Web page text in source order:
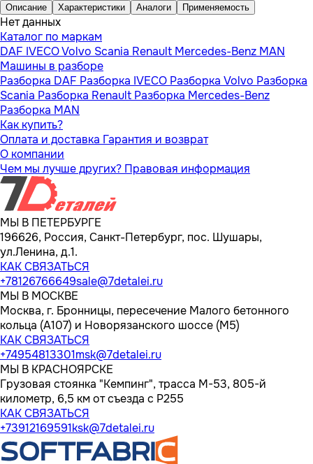
Описание Характеристики Аналоги Применяемость
Нет данных
Каталог по маркам
DAF IVECOVolvo Scania Renault Mercedes-Benz MAN
Машины в разборе
Разборка DAF Разборка IVECO Разборка Volvo Разборка
Scania Разборка Renault Разборка Mercedes-Benz
Разборка MAN
Как купить?
Оплата и доставка Гарантия и возврат
О компании
Чем мы лучше других? Правовая информация
МЫ В ПЕТЕРБУРГЕ
196626, Россия, Санкт-Петербург, пос. Шушары,
ул.Ленина, д.1.
КАК СВЯЗАТЬСЯ
+78126766649sale@7detalei.ru
МЫ В МОСКВЕ
Москва, г. Бронницы, пересечение Малого бетонного
кольца (А107) и Новорязанского шоссе (М5)
КАК СВЯЗАТЬСЯ
+74954813301msk@7detalei.ru
МЫ В КРАСНОЯРСКЕ
Грузовая стоянка "Кемпинг", трасса M-53, 805-й
километр, 6,5 км от съезда с Р255
КАК СВЯЗАТЬСЯ
+73912169591ksk@7detalei.ru